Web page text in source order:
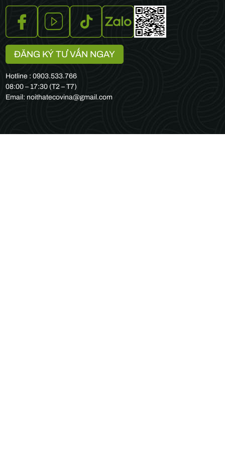
ĐĂNG KÝ TƯ VẤN NGAY
Hotline : 0903.533.766
08:00 – 17:30 (T2 – T7)
Email: noithatecovina@gmail.com